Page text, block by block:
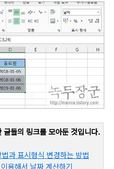
들의 링크를 모아둔 것입니다.
법과 표시형식 변경하는 방법
이용해서 날짜 계산하기